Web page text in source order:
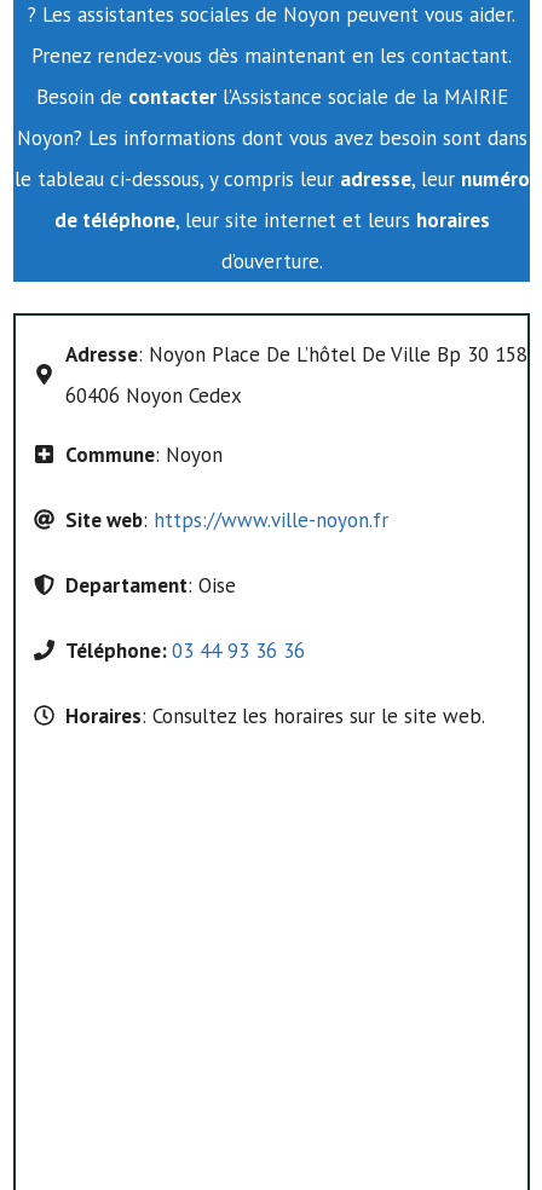
? Les assistantes sociales de Noyon peuvent vous aider.
Prenez rendez-vous dès maintenant en les contactant.
Besoin de contacterl’Assistance sociale de la MAIRIE
Noyon? Les informations dont vous avez besoin sont dans
le tableau ci-dessous, y compris leur adresse, leur numéro
de téléphone, leur site internet et leurs horaires
d’ouverture.
Adresse: Noyon Place De L’hôtel De Ville Bp 30 158
60406 Noyon Cedex
Commune: Noyon
Site web: https://www.ville-noyon.fr
Departament: Oise
Téléphone:03 44 93 36 36
Horaires: Consultez les horaires sur le site web.